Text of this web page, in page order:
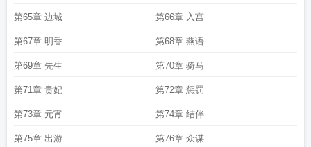
第65章 边城 第66章 入宫
第67章 明香 第68章 燕语
第69章 先生 第70章 骑马
第71章 贵妃 第72章 惩罚
第73章 元宵 第74章 结伴
第75章 出游 第76章 众谋